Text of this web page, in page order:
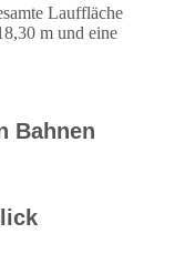
Lauffläche
m und eine
Bahnen